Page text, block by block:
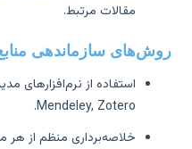
مقالات مرتبط.
سازماندهی منابع
Mendeley, Zotero.
خلاصه‌برداری منظم از هر